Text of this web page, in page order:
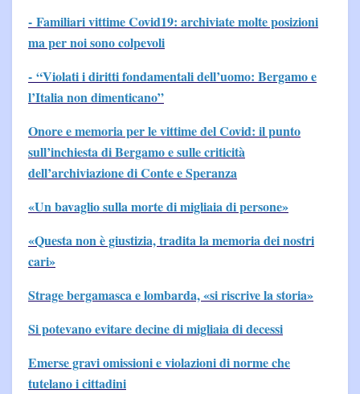
- Familiari vittime Covid19: archiviate molte posizioni
ma per noi sono colpevoli
- “Violati i diritti fondamentali dell’uomo: Bergamo e
l’Italia non dimenticano”
Onore e memoria per le vittime del Covid: il punto
sull’inchiesta di Bergamo e sulle criticità
dell’archiviazione di Conte e Speranza
«Un bavaglio sulla morte di migliaia di persone»
«Questa non è giustizia, tradita la memoria dei nostri
cari»
Strage bergamasca e lombarda, «si riscrive la storia»
Si potevano evitare decine di migliaia di decessi
Emerse gravi omissioni e violazioni di norme che
tutelano i cittadini